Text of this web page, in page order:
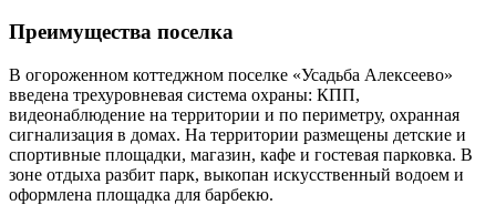
Преимущества поселка
В огороженном коттеджном поселке «Усадьба Алексеево»
введена трехуровневая система охраны: КПП,
видеонаблюдение на территории и по периметру, охранная
сигнализация в домах. На территории размещены детские и
спортивные площадки, магазин, кафе и гостевая парковка. В
зоне отдыха разбит парк, выкопан искусственный водоем и
оформлена площадка для барбекю.